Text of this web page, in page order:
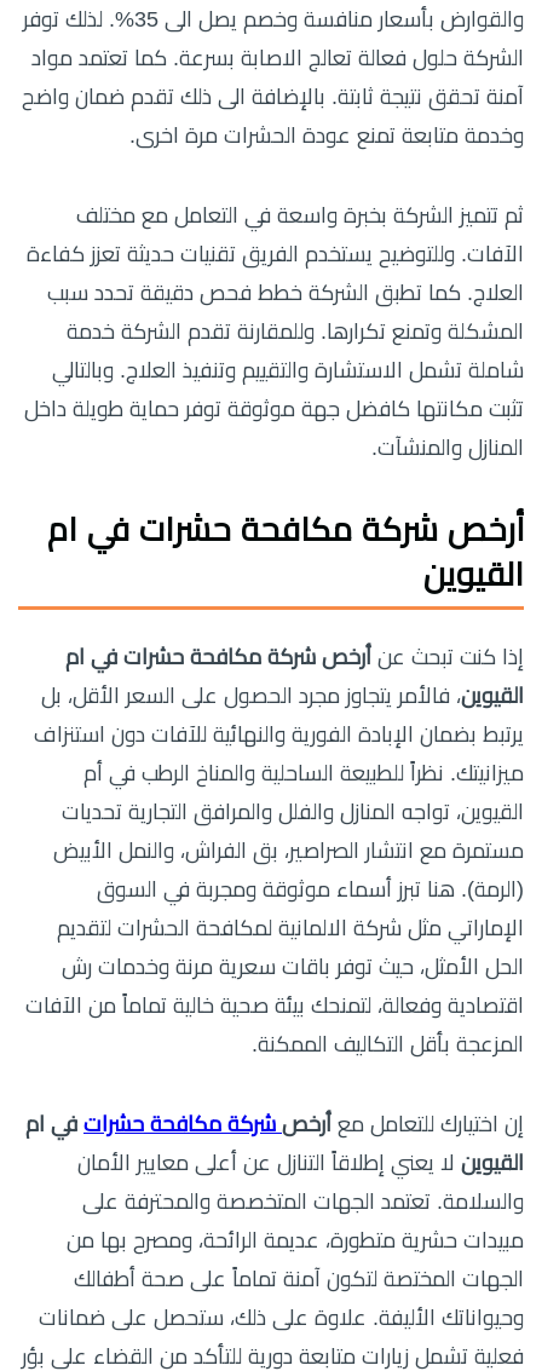
والقوارض بأسعار منافسة وخصم يصل الى 35%. لذلك توفر
الشركة حلول فعالة تعالج الاصابة بسرعة. كما تعتمد مواد
آمنة تحقق نتيجة ثابتة. بالإضافة الى ذلك تقدم ضمان واضح
وخدمة متابعة تمنع عودة الحشرات مرة اخرى.
ثم تتميز الشركة بخبرة واسعة في التعامل مع مختلف
الآفات. وللتوضيح يستخدم الفريق تقنيات حديثة تعزز كفاءة
العلاج. كما تطبق الشركة خطط فحص دقيقة تحدد سبب
المشكلة وتمنع تكرارها. وللمقارنة تقدم الشركة خدمة
شاملة تشمل الاستشارة والتقييم وتنفيذ العلاج. وبالتالي
تثبت مكانتها كافضل جهة موثوقة توفر حماية طويلة داخل
المنازل والمنشآت.
أرخص شركة مكافحة حشرات في ام
القيوين
إذا كنت تبحث عن أرخص شركة مكافحة حشرات في ام
القيوين، فالأمر يتجاوز مجرد الحصول على السعر الأقل، بل
يرتبط بضمان الإبادة الفورية والنهائية للآفات دون استنزاف
ميزانيتك. نظراً للطبيعة الساحلية والمناخ الرطب في أم
القيوين، تواجه المنازل والفلل والمرافق التجارية تحديات
مستمرة مع انتشار الصراصير، بق الفراش، والنمل الأبيض
(الرمة). هنا تبرز أسماء موثوقة ومجربة في السوق
الإماراتي مثل شركة الالمانية لمكافحة الحشرات لتقديم
الحل الأمثل، حيث توفر باقات سعرية مرنة وخدمات رش
اقتصادية وفعالة، لتمنحك بيئة صحية خالية تماماً من الآفات
المزعجة بأقل التكاليف الممكنة.
إن اختيارك للتعامل مع أرخص شركة مكافحة حشرات في ام
القيوين لا يعني إطلاقاً التنازل عن أعلى معايير الأمان
والسلامة. تعتمد الجهات المتخصصة والمحترفة على
مبيدات حشرية متطورة، عديمة الرائحة، ومصرح بها من
الجهات المختصة لتكون آمنة تماماً على صحة أطفالك
وحيواناتك الأليفة. علاوة على ذلك، ستحصل على ضمانات
فعلية تشمل زيارات متابعة دورية للتأكد من القضاء على بؤر